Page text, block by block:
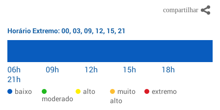
Horário Extremo: 00, 03, 09, 12, 15, 21
06h 09h 12h 15h
18h
21h
baixo
moderado
alto
muito
alto
extremo